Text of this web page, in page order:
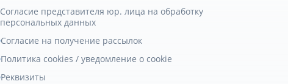
Согласие представителя юр. лица на обработку
персональных данных
Согласие на получение рассылок
Политика cookies / уведомление о cookie
Реквизиты